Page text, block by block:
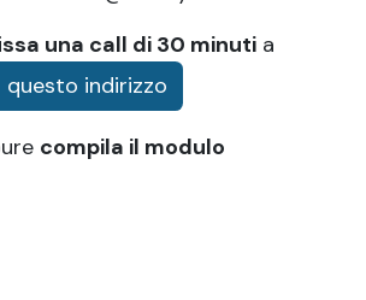
una call di 30 minuti a
qu​​esto ​​i​​ndirizz​​o​​​​
compila il modulo